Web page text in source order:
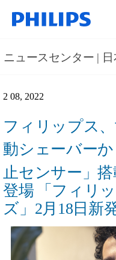
ニュースセンター | 日
2 08, 2022
フィリップス
動シェーバーか
止センサー」
登場
「フィリ
ズ」2月18日新